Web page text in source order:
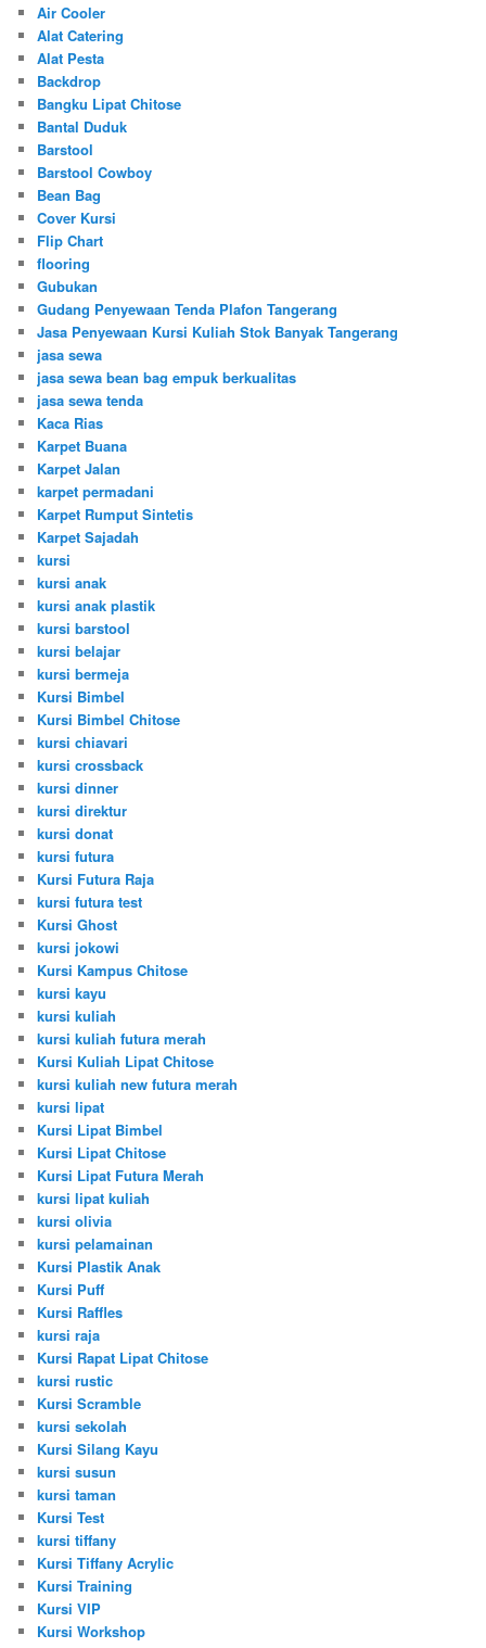
Air Cooler
Alat Catering
Alat Pesta
Backdrop
Bangku Lipat Chitose
Bantal Duduk
Barstool
Barstool Cowboy
Bean Bag
Cover Kursi
Flip Chart
flooring
Gubukan
Gudang Penyewaan Tenda Plafon Tangerang
Jasa Penyewaan Kursi Kuliah Stok Banyak Tangerang
jasa sewa
jasa sewa bean bag empuk berkualitas
jasa sewa tenda
Kaca Rias
Karpet Buana
Karpet Jalan
karpet permadani
Karpet Rumput Sintetis
Karpet Sajadah
kursi
kursi anak
kursi anak plastik
kursi barstool
kursi belajar
kursi bermeja
Kursi Bimbel
Kursi Bimbel Chitose
kursi chiavari
kursi crossback
kursi dinner
kursi direktur
kursi donat
kursi futura
Kursi Futura Raja
kursi futura test
Kursi Ghost
kursi jokowi
Kursi Kampus Chitose
kursi kayu
kursi kuliah
kursi kuliah futura merah
Kursi Kuliah Lipat Chitose
kursi kuliah new futura merah
kursi lipat
Kursi Lipat Bimbel
Kursi Lipat Chitose
Kursi Lipat Futura Merah
kursi lipat kuliah
kursi olivia
kursi pelamainan
Kursi Plastik Anak
Kursi Puff
Kursi Raffles
kursi raja
Kursi Rapat Lipat Chitose
kursi rustic
Kursi Scramble
kursi sekolah
Kursi Silang Kayu
kursi susun
kursi taman
Kursi Test
kursi tiffany
Kursi Tiffany Acrylic
Kursi Training
Kursi VIP
Kursi Workshop